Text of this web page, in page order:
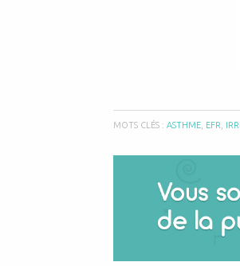
MOTS CLÉS : ASTHME EFR